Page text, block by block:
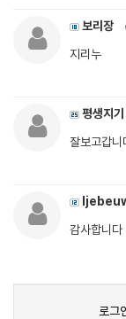
보리장
지리누
평생지기
잘보고갑니
감사합니다
로그